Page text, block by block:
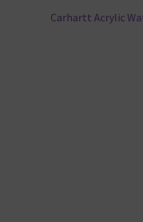
Nächster
Carhartt Acrylic